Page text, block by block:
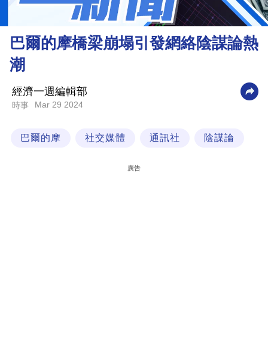
市
財
業
科
巴爾的摩橋梁崩塌引發網絡陰謀論熱
潮
經濟一週編輯部
時事 Mar 29 2024
巴爾的摩 社交媒體 通訊社 陰謀論
廣告